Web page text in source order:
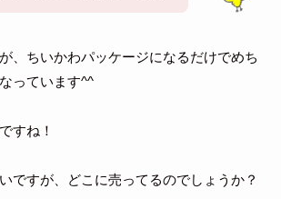
、ちいかわパッケージになるだけでめち
っています^^
すね！
ですが、どこに売ってるのでしょうか？